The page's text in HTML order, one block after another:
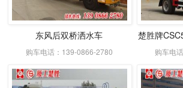
东风后双桥洒水车
购车电话：139-0866-2780 购车电